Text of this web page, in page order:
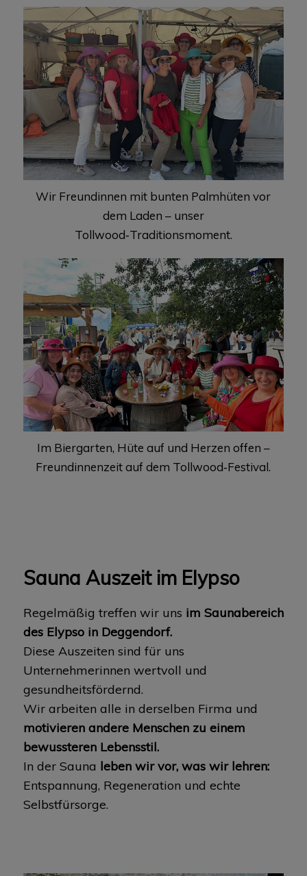
Wir Freundinnen mit bunten Palmhüten vor
dem Laden – unser
Tollwood‑Traditionsmoment.
Im Biergarten, Hüte auf und Herzen offen –
Freundinnenzeit auf dem Tollwood‑Festival.
Sauna Auszeit im Elypso
Regelmäßig treffen wir uns im Saunabereich
des Elypso in Deggendorf.
Diese Auszeiten sind für uns
Unternehmerinnen wertvoll und
gesundheitsfördernd.
Wir arbeiten alle in derselben Firma und
motivieren andere Menschen zu einem
bewussteren Lebensstil.
In der Sauna leben wir vor, was wir lehren:
Entspannung, Regeneration und echte
Selbstfürsorge.